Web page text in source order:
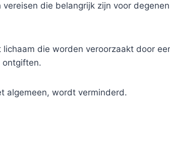
die belangrijk zijn voor
die worden veroorzaakt door
ontgiften.
algemeen, wordt verminderd.